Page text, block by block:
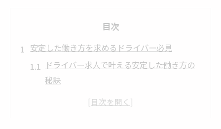
目次
安定した働き方を求めるドライバー必見
ドライバー求人で叶える安定した働き方の
秘訣
稲城で安定志向のドライバーが選ぶ求人条